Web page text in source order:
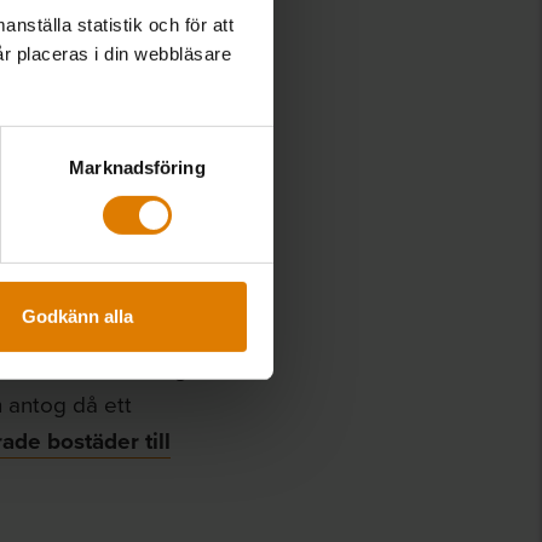
statistik och för att
placeras i din webbläsare
Marknadsföring
Godkänn alla
att stödja alla
av god
bostäder till
attEU:s
antog då ett
bostäder till